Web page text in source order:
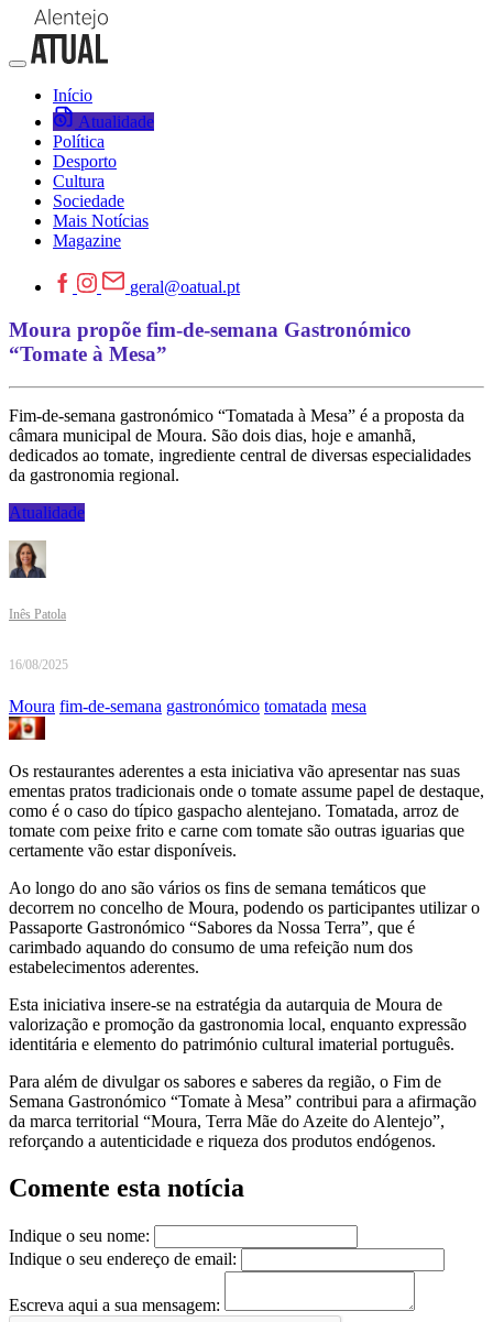
Início
Atualidade
Política
Desporto
Cultura
Sociedade
Mais Notícias
Magazine
geral@oatual.pt
Moura propõe fim-de-semana Gastronómico
“Tomate à Mesa”
Fim-de-semana gastronómico “Tomatada à Mesa” é a proposta da
câmara municipal de Moura. São dois dias, hoje e amanhã,
dedicados ao tomate, ingrediente central de diversas especialidades
da gastronomia regional.
Atualidade
Inês Patola
16/08/2025
Moura fim-de-semana gastronómico tomatada mesa
Os restaurantes aderentes a esta iniciativa vão apresentar nas suas
ementas pratos tradicionais onde o tomate assume papel de destaque,
como é o caso do típico gaspacho alentejano. Tomatada, arroz de
tomate com peixe frito e carne com tomate são outras iguarias que
certamente vão estar disponíveis.
Ao longo do ano são vários os fins de semana temáticos que
decorrem no concelho de Moura, podendo os participantes utilizar o
Passaporte Gastronómico “Sabores da Nossa Terra”, que é
carimbado aquando do consumo de uma refeição num dos
estabelecimentos aderentes.
Esta iniciativa insere-se na estratégia da autarquia de Moura de
valorização e promoção da gastronomia local, enquanto expressão
identitária e elemento do património cultural imaterial português.
Para além de divulgar os sabores e saberes da região, o Fim de
Semana Gastronómico “Tomate à Mesa” contribui para a afirmação
da marca territorial “Moura, Terra Mãe do Azeite do Alentejo”,
reforçando a autenticidade e riqueza dos produtos endógenos.
Comente esta notícia
Indique o seu nome:
Indique o seu endereço de email:
Escreva aqui a sua mensagem: